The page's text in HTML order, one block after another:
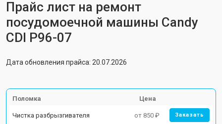
Прайс лист на ремонт
посудомоечной машины Candy
CDI P96-07
Дата обновления прайса: 20.07.2026
Поломка Цена
Чистка разбрызгивателя от 850 ₽ Заказать